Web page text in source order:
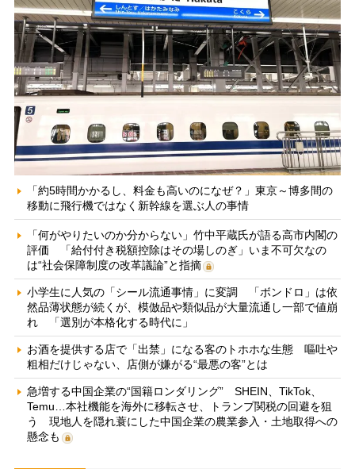
「約5時間かかるし、料金も高いのになぜ？」東京～博多間の
移動に飛行機ではなく新幹線を選ぶ人の事情
「何がやりたいのか分からない」竹中平蔵氏が語る高市内閣の
評価 「給付付き税額控除はその場しのぎ」いま不可欠なの
は“社会保障制度の改革議論”と指摘
小学生に人気の「シール流通事情」に変調 「ボンドロ」は依
然品薄状態が続くが、模倣品や類似品が大量流通し一部で値崩
れ 「選別が本格化する時代に」
お酒を提供する店で「出禁」になる客のトホホな生態 嘔吐や
粗相だけじゃない、店側が嫌がる“最悪の客”とは
急増する中国企業の“国籍ロンダリング” SHEIN、TikTok、
Temu…本社機能を海外に移転させ、トランプ関税の回避を狙
う 現地人を隠れ蓑にした中国企業の農業参入・土地取得への
懸念も